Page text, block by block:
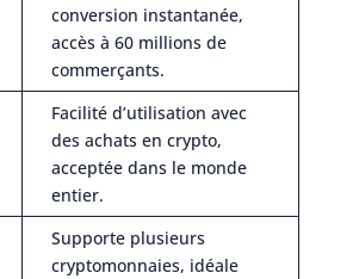
conversion instantanée,
accès à 60 millions de
commerçants.
Facilité d’utilisation avec
des achats en crypto,
acceptée dans le monde
entier.
Supporte plusieurs
cryptomonnaies, idéale